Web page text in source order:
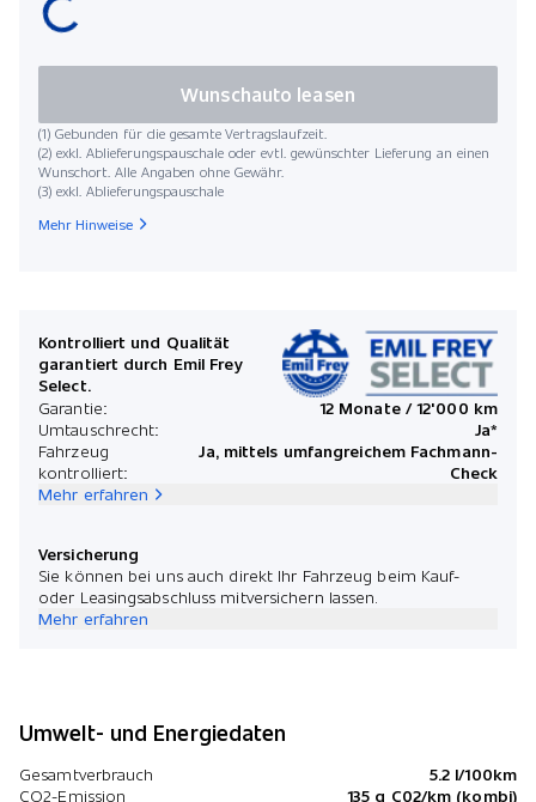
(1) Gebunden für die gesamte Vertragslaufzeit.
(2) exkl. Ablieferungspauschale oder evtl. gewünschter Lieferung an einen
Wunschort. Alle Angaben ohne Gewähr.
(3) exkl. Ablieferungspauschale
Wunschauto leasen
Mehr Hinweise
Kontrolliert und Qualität
garantiert durch Emil Frey
Select.
Garantie:
12 Monate / 12'000 km
Umtauschrecht:
Ja*
Fahrzeug
kontrolliert:
Ja, mittels umfangreichem Fachmann-
Check
Mehr erfahren
Versicherung
Sie können bei uns auch direkt Ihr Fahrzeug beim Kauf-
oder Leasingsabschluss mitversichern lassen.
Mehr erfahren
Umwelt- und Energiedaten
Gesamtverbrauch
5.2 l/100km
CO2-Emission
135 g C02/km (kombi)